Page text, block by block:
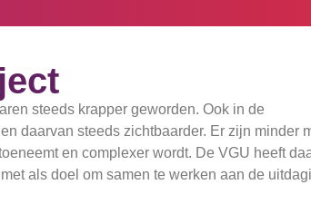
steeds krapper geworden. Ook in de
daarvan steeds zichtbaarder. Er zijn minder
en complexer wordt. De VGU heeft
als doel om samen te werken aan de